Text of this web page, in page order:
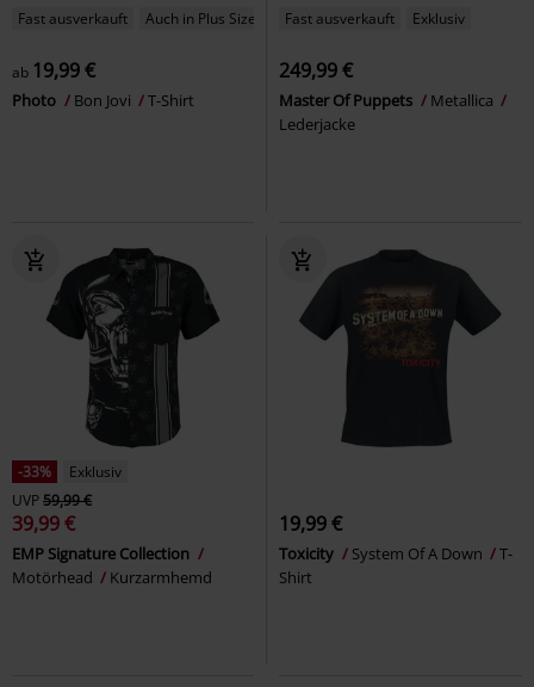
Fast ausverkauft Auch in Plus Size
ab 19,99 €
Photo Bon Jovi T-Shirt
Fast ausverkauft Exklusiv
249,99 €
Master Of Puppets
Metallica
Lederjacke
-33%
Exklusiv
UVP59,99 €
39,99 €
EMP Signature Collection
Motörhead
Kurzarmhemd
19,99 €
Toxicity System Of A Down
T-
Shirt